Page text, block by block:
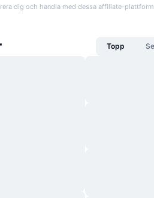
dig och handla med dessa affiliate-
Topp